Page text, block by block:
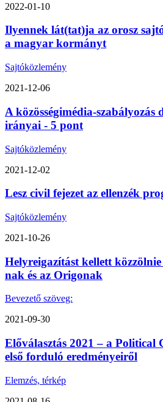
2022-01-10
Ilyennek lát(tat)ja az orosz
a magyar kormányt
Sajtóközlemény
2021-12-06
A közösségimédia-szabályozás
irányai - 5 pont
Sajtóközlemény
2021-12-02
Lesz civil fejezet az ellenzék
Sajtóközlemény
2021-10-26
Helyreigazítást kellett
nak és az Origonak
Bevezető szöveg:
2021-09-30
Előválasztás 2021 – a Political
első forduló eredményeiről
Elemzés, térkép